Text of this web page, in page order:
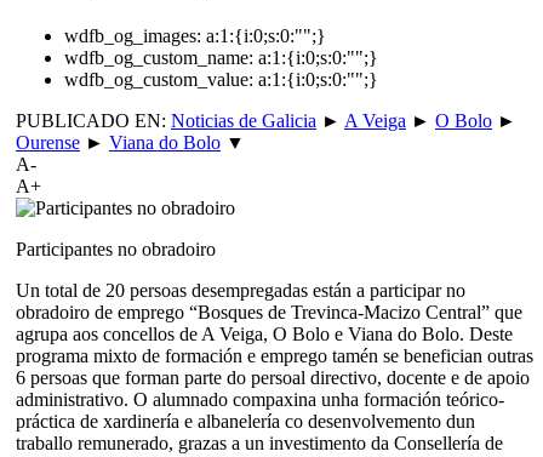
wdfb_og_images: a:1:{i:0;s:0:"";}
wdfb_og_custom_name: a:1:{i:0;s:0:"";}
wdfb_og_custom_value: a:1:{i:0;s:0:"";}
PUBLICADO EN: Noticias de Galicia ► A Veiga ► O Bolo ►
Ourense ► Viana do Bolo ▼
A-
A+
Participantes no obradoiro
Un total de 20 persoas desempregadas están a participar no
obradoiro de emprego “Bosques de Trevinca-Macizo Central” que
agrupa aos concellos de A Veiga, O Bolo e Viana do Bolo. Deste
programa mixto de formación e emprego tamén se benefician outras
6 persoas que forman parte do persoal directivo, docente e de apoio
administrativo. O alumnado compaxina unha formación teórico-
práctica de xardinería e albanelería co desenvolvemento dun
traballo remunerado, grazas a un investimento da Consellería de